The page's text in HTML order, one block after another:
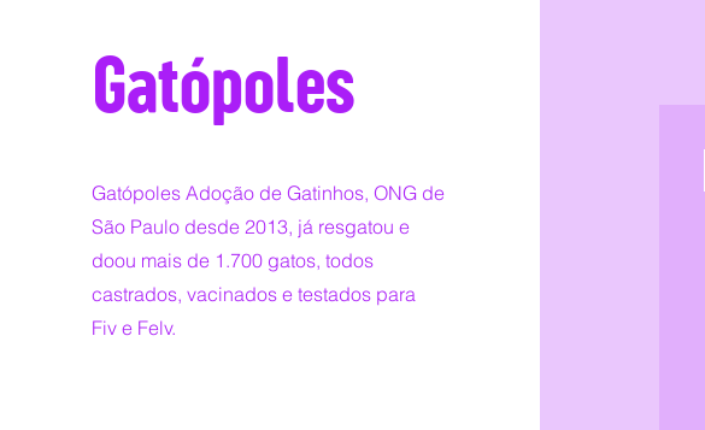
Gatópoles
Gatópoles Adoção de Gatinhos, ONG de
São Paulo desde 2013, já resgatou e
doou mais de 1.700 gatos, todos
castrados, vacinados e testados para
Fiv e Felv.